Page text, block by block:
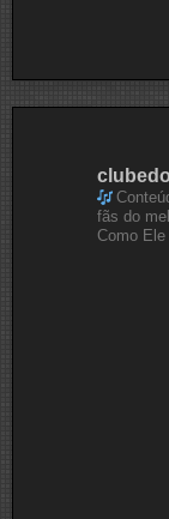
fãs do
Como Ele